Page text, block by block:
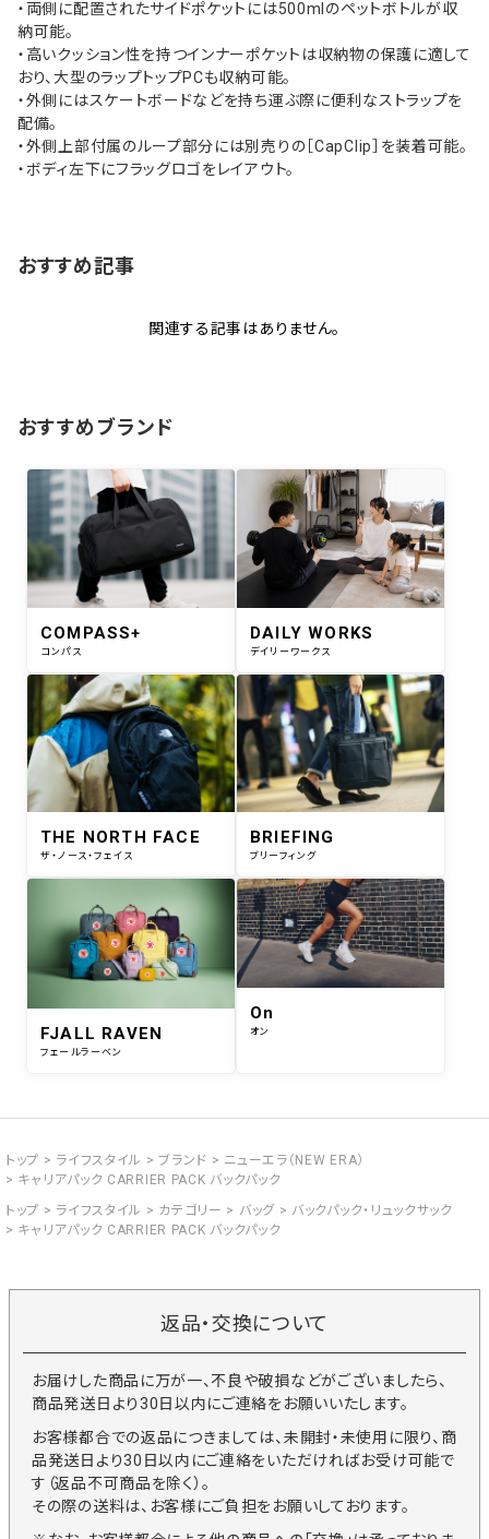
・両側に配置されたサイドポケットには500mlのペットボトルが収
納可能。
・高いクッション性を持つインナーポケットは収納物の保護に適して
おり、大型のラップトップPCも収納可能。
・外側にはスケートボードなどを持ち運ぶ際に便利なストラップを
配備。
・外側上部付属のループ部分には別売りの［CapClip］を装着可能。
・ボディ左下にフラッグロゴをレイアウト。
おすすめ記事
関連する記事はありません。
おすすめブランド
COMPASS+
コンパス
DAILY WORKS
デイリーワークス
THE NORTH FACE
ザ・ノース・フェイス
BRIEFING
ブリーフィング
FJALL RAVEN
フェールラーベン
On
オン
トップ ライフスタイル ブランド
ニューエラ（NEW ERA）
キャリアパック CARRIER PACK バックパック
トップ
ライフスタイル カテゴリー バッグ
バックパック・リュックサック
キャリアパック CARRIER PACK バックパック
返品・交換について
お届けした商品に万が一、不良や破損などがございましたら、
商品発送日より30日以内にご連絡をお願いいたします。
お客様都合での返品につきましては、未開封・未使用に限り、商
品発送日より30日以内にご連絡をいただければお受け可能で
す（返品不可商品を除く）。
その際の送料は、お客様にご負担をお願いしております。